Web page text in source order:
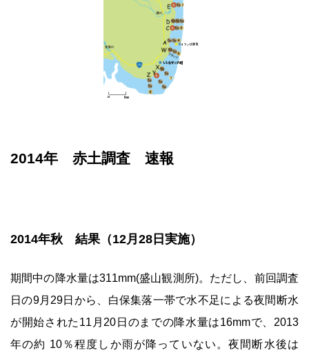
2014年 赤土調査 速報
2014年秋 結果（12月28日実施）
期間中の降水量は311mm(盛山観測所)。ただし、前回調査
日の9月29日から、白保集落一帯で水不足による夜間断水
が開始された11月20日のまでの降水量は16mmで、2013
年の約 10％程度しか雨が降っていない。夜間断水後は